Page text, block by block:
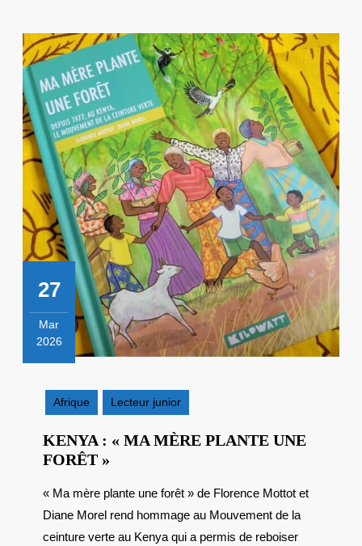
27
Mar
2026
2026
Afrique
Lecteur junior
KENYA : « MA MÈRE PLANTE UNE
FORÊT »
« MA
MÈRE
PLANTE
« Ma mère plante une forêt » de Florence Mottot et
Diane Morel rend hommage au Mouvement de la
ceinture verte au Kenya qui a permis de reboiser